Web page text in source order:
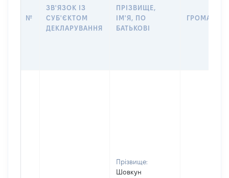
№
ЗВ'ЯЗОК ІЗ
СУБ'ЄКТОМ
ДЕКЛАРУВАННЯ
ПРІЗВИЩЕ,
ІМ'Я, ПО
БАТЬКОВІ
Прізвище:
Шовкун